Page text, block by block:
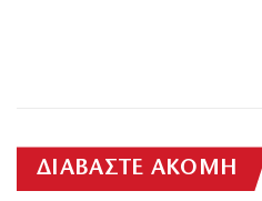
ΔΙΑΒΑΣΤΕ ΑΚΟΜΗ